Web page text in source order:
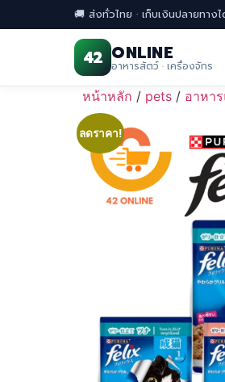
🚚 ส่งทั่วไทย · เก็บเงินปลายทาง
42 ONLINE
อาหารสัตว์ · เครื่องจักร
หน้าหลัก / pets / อาหา
ลดราคา!